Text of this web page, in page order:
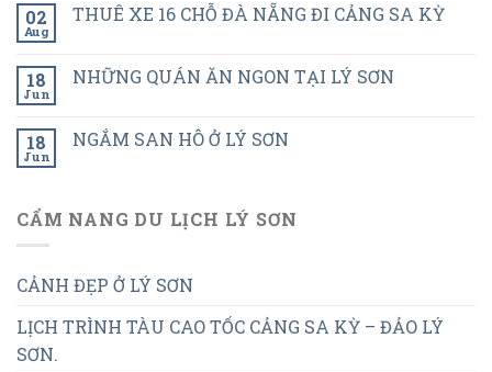
02
Aug
THUÊ XE 16 CHỖ ĐÀ NẴNG ĐI CẢNG SA KỲ
18
Jun
NHỮNG QUÁN ĂN NGON TẠI LÝ SƠN
18
Jun
NGẮM SAN HÔ Ở LÝ SƠN
CẨM NANG DU LỊCH LÝ SƠN
CẢNH ĐẸP Ở LÝ SƠN
LỊCH TRÌNH TÀU CAO TỐC CẢNG SA KỲ – ĐẢO LÝ
SƠN.